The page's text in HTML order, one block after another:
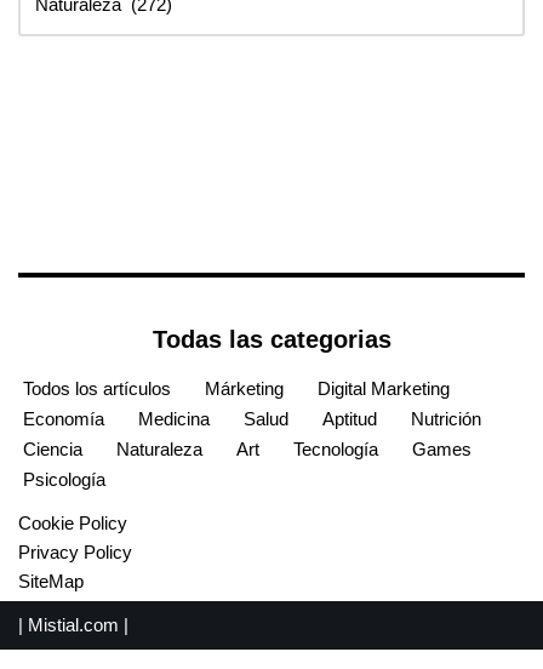
Todas las categorias
Todos los artículos Márketing
Digital Marketing
Economía
Medicina Salud Aptitud
Nutrición
Ciencia
Naturaleza Art Tecnología
Games
Psicología
Cookie Policy
Privacy Policy
SiteMap
| Mistial.com |